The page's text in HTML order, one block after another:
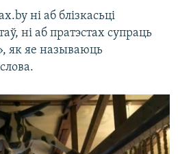
ні аб блізкасьці
ні аб пратэстах супраць
як яе называюць